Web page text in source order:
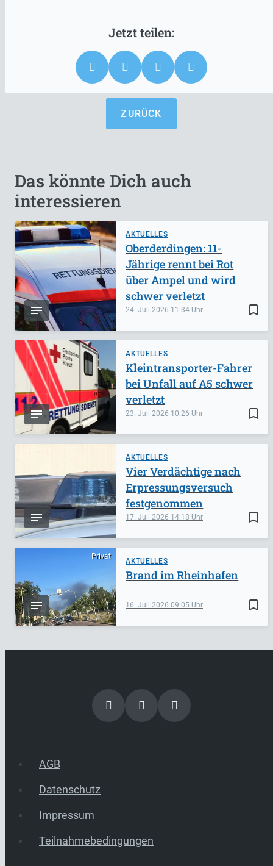
ZURÜCK
Das könnte Dich auch
interessieren
AKTUELLES
bookmark_border
24. Juli 2026 11:34
Oberderdingen: 11-
Jährige rennt bei Rot
über Ampel und wird
schwer verletzt
AKTUELLES
bookmark_border
23. Juli 2026 10:26
Kleintransporter-Fahrer
bei Unfall auf A5 schwer
verletzt
AKTUELLES
bookmark_border
17. Juli 2026 14:18
Vier Verdächtige nach
Erpressungsversuch
festgenommen
Privat
AKTUELLES
bookmark_border
16. Juli 202609:05
Brand im Rheinhafen
AGB
Datenschutz
Impressum
Teilnahmebedingungen